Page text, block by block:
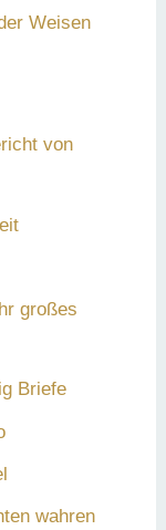
Weisen
von
großes
Briefe
wahren